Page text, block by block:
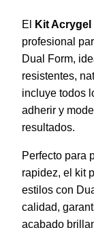
El Kit
profesional
Dual Form,
resistentes,
incluye todos
adherir y
resultados.
Perfecto para
rapidez, el kit
estilos con
calidad,
acabado